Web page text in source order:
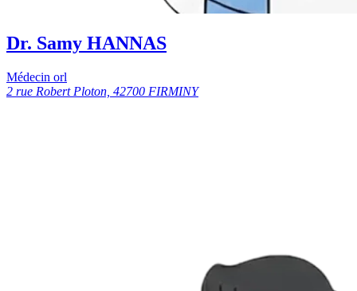
Dr. Samy HANNAS
Médecin orl
2 rue Robert Ploton, 42700 FIRMINY